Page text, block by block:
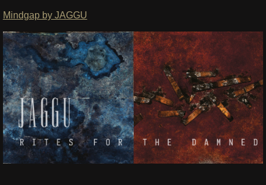
Mindgap by JAGGU